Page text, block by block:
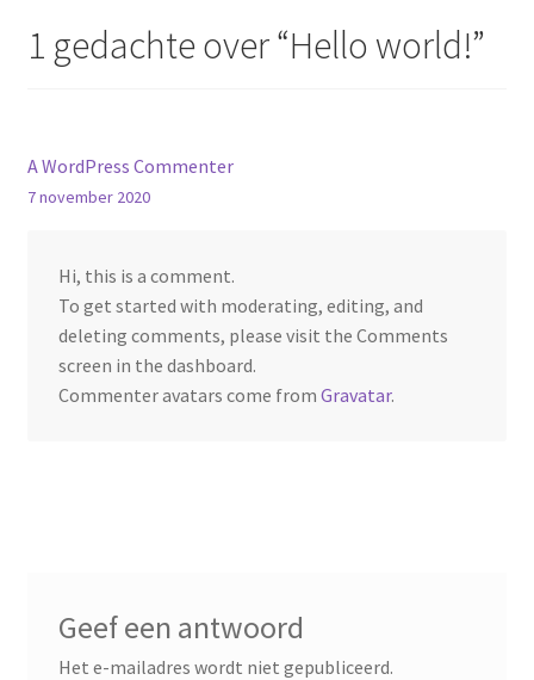
1 gedachte over “Hello world!”
A WordPress Commenter
7 november 2020
Hi, this is a comment.
To get started with moderating, editing, and
deleting comments, please visit the Comments
screen in the dashboard.
Commenter avatars come from Gravatar.
Geef een antwoord
Het e-mailadres wordt niet gepubliceerd.